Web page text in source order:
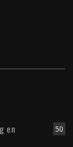
50
en